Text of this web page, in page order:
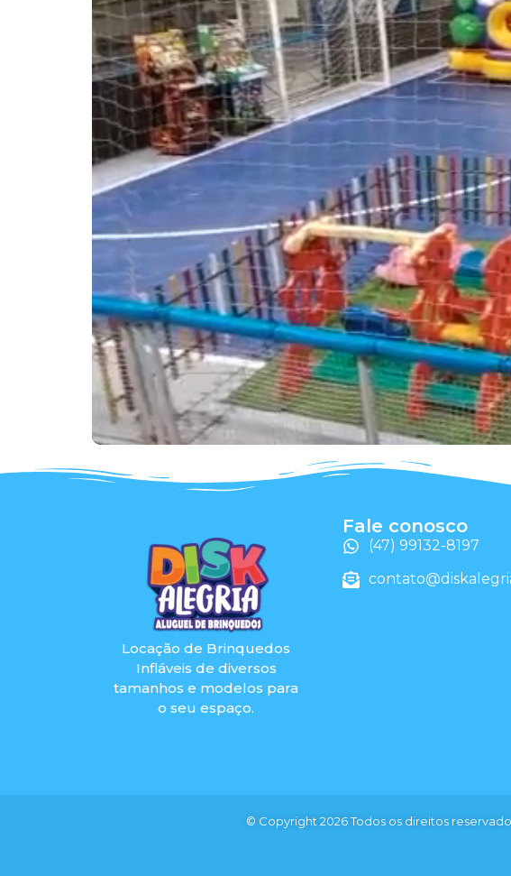
Locação de Brinquedos
Infláveis de diversos
tamanhos e modelos para
o seu espaço.
Fale conosco
(47) 99132-8197
© Copyright 2026 Todos os direitos